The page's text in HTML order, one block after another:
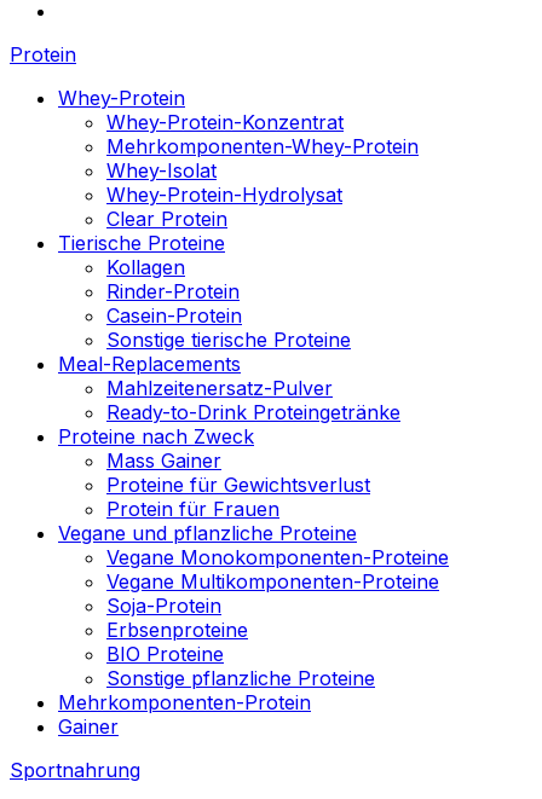
Protein
Whey-Protein
Whey-Protein-Konzentrat
Mehrkomponenten-Whey-Protein
Whey-Isolat
Whey-Protein-Hydrolysat
Clear Protein
Tierische Proteine
Kollagen
Rinder-Protein
Casein-Protein
Sonstige tierische Proteine
Meal-Replacements
Mahlzeitenersatz-Pulver
Ready-to-Drink Proteingetränke
Proteine nach Zweck
Mass Gainer
Proteine für Gewichtsverlust
Protein für Frauen
Vegane und pflanzliche Proteine
Vegane Monokomponenten-Proteine
Vegane Multikomponenten-Proteine
Soja-Protein
Erbsenproteine
BIO Proteine
Sonstige pflanzliche Proteine
Mehrkomponenten-Protein
Gainer
Sportnahrung